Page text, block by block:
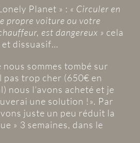
Planet » : « Circuler en
propre voiture ou votre
est dangereux » cela
et dissuasif…
sommes tombé sur
pas trop cher (650€ en
nous l’avons acheté et je
une solution !». Par
juste un peu réduit la
» 3 semaines, dans le